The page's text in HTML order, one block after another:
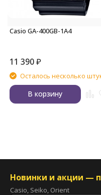
Casio GA-400GB-1A4
11 390₽
Осталось несколько
В корзину
Новинки и акции —
Casio, Seiko, Orient